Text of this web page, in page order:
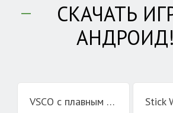
СКАЧАТЬ
АНДРОИД!
VSCO с плавным замедлением